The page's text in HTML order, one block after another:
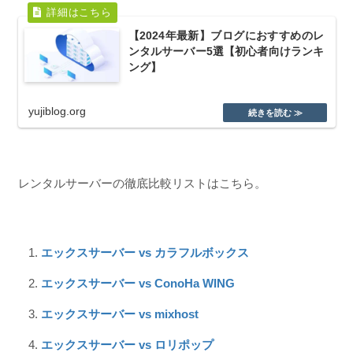
【2024年最新】ブログにおすすめのレ
ンタルサーバー5選【初心者向けランキ
ング】
yujiblog.org
レンタルサーバーの徹底比較リストはこちら。
エックスサーバー vs カラフルボックス
エックスサーバー vs ConoHa WING
エックスサーバー vs mixhost
エックスサーバー vs ロリポップ